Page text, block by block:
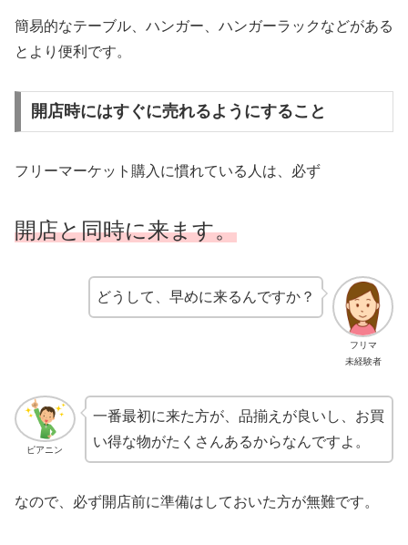
簡易的なテーブル、ハンガー、ハンガーラックなどがある
とより便利です。
開店時にはすぐに売れるようにすること
フリーマーケット購入に慣れている人は、必ず
開店と同時に来ます。
フリマ
未経験者
どうして、早めに来るんですか？
ピアニン
一番最初に来た方が、品揃えが良いし、お買
い得な物がたくさんあるからなんですよ。
なので、必ず開店前に準備はしておいた方が無難です。